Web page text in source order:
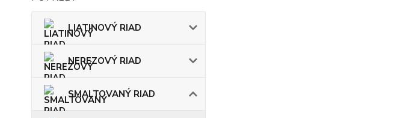
LIATINOVÝ RIAD
NEREZOVÝ RIAD
SMALTOVANÝ RIAD